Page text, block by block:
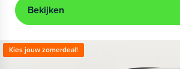
Bekijken
Kies jouw zomerdeal!